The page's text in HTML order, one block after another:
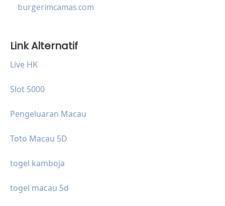
burgerimcamas.com
Link Alternatif
Live HK
Slot 5000
Pengeluaran Macau
Toto Macau 5D
togel kamboja
togel macau 5d